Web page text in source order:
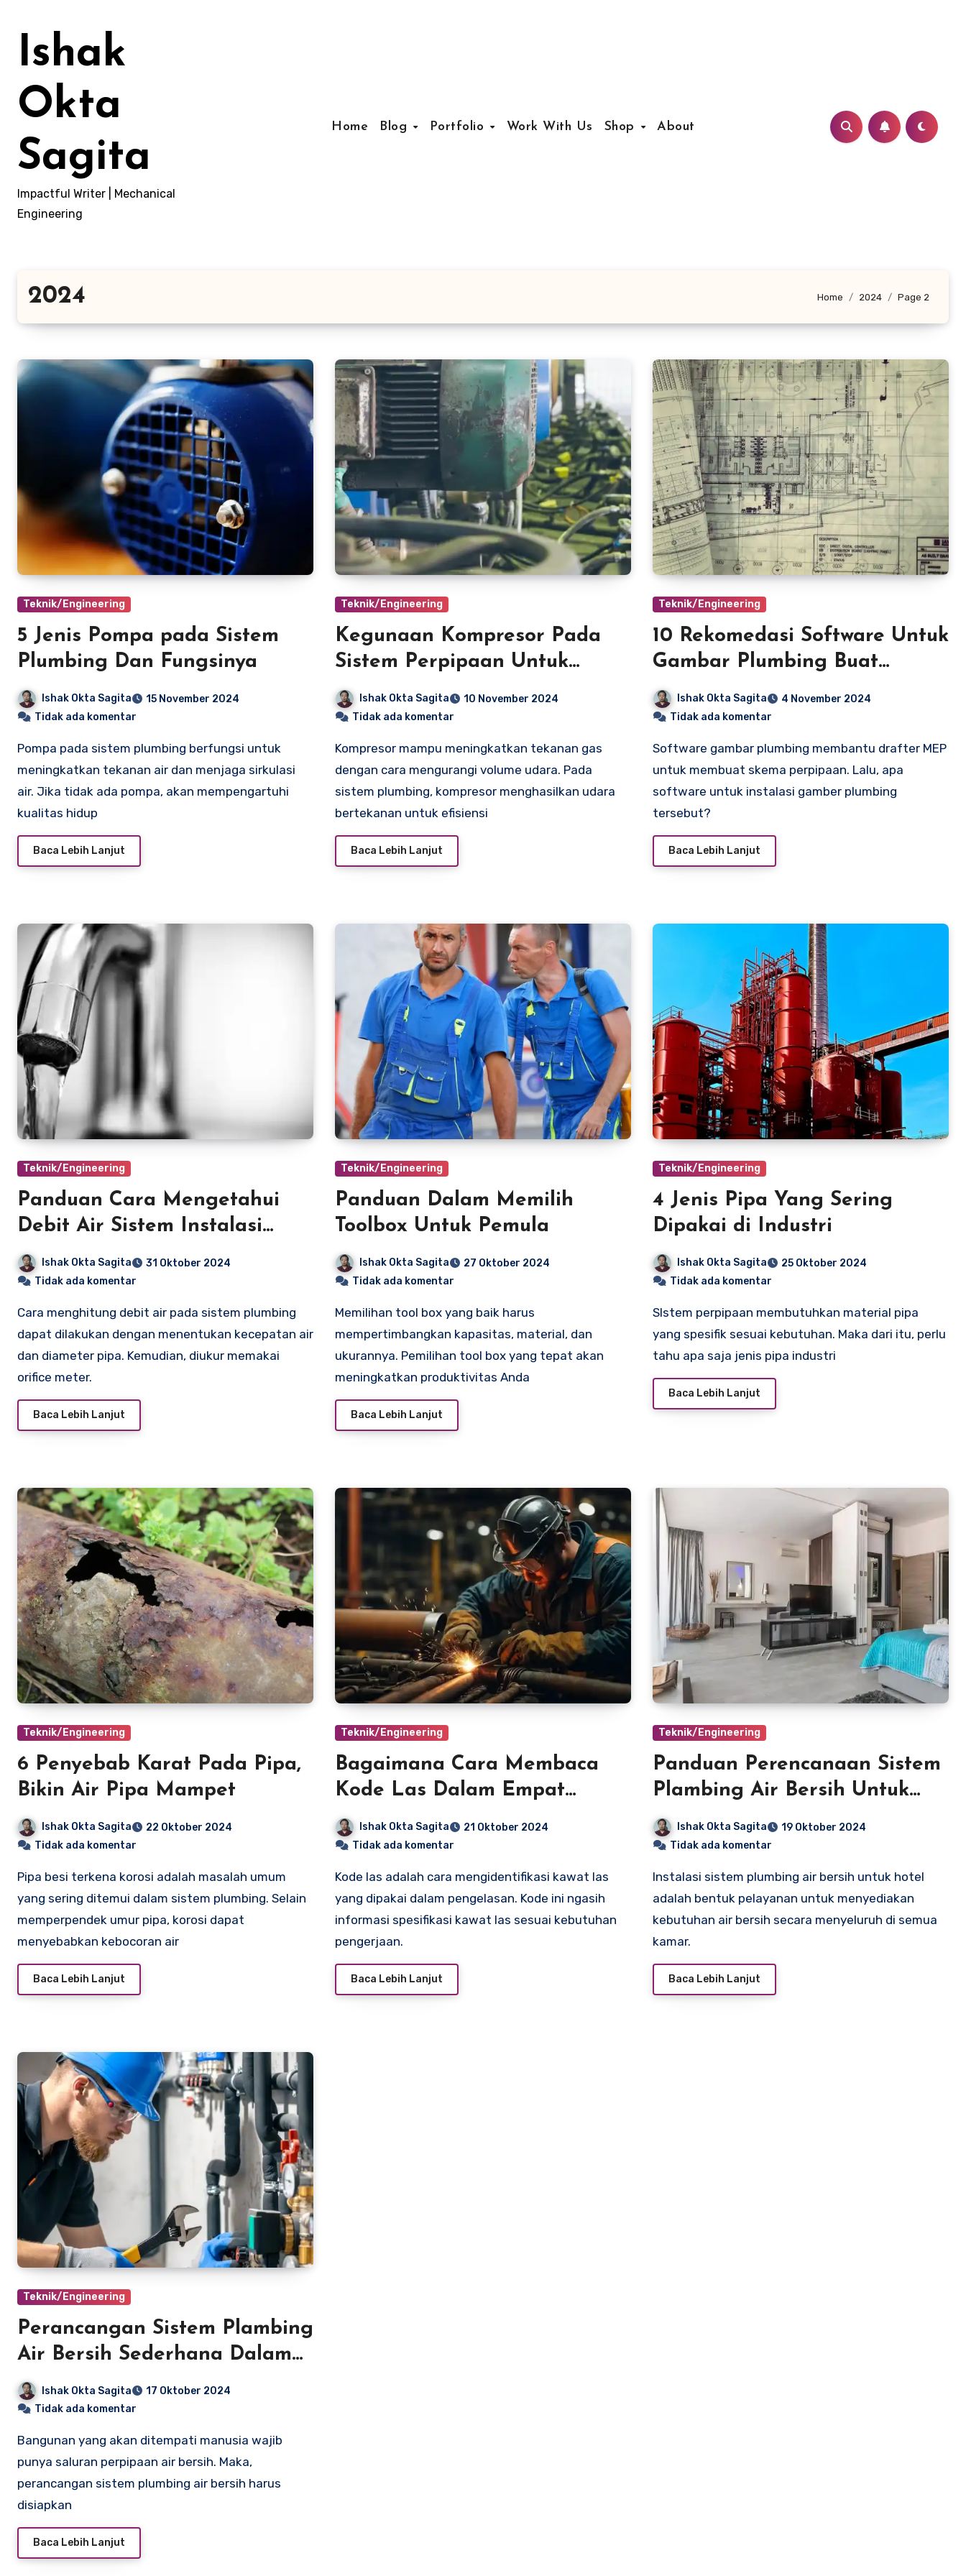
kontenIshak
Okta
Sagita
Impactful Writer | Mechanical
Engineering
Home Blog Portfolio Work With Us Shop About
2024 Home 2024 Page 2
Teknik/Engineering
5 Jenis Pompa pada Sistem
Plumbing Dan Fungsinya
Ishak Okta Sagita
15 November 2024
Tidak ada komentar
Pompa pada sistem plumbing berfungsi untuk
meningkatkan tekanan air dan menjaga sirkulasi
air. Jika tidak ada pompa, akan mempengartuhi
kualitas hidup
Baca Lebih Lanjut
Teknik/Engineering
Kegunaan Kompresor Pada
Sistem Perpipaan Untuk
Menaikkan Efisiensi Daya
Ishak Okta Sagita
10 November 2024
Tidak ada komentar
Kompresor mampu meningkatkan tekanan gas
dengan cara mengurangi volume udara. Pada
sistem plumbing, kompresor menghasilkan udara
bertekanan untuk efisiensi
Baca Lebih Lanjut
Teknik/Engineering
10 Rekomedasi Software Untuk
Gambar Plumbing Buat
Drafter MEP
Ishak Okta Sagita
4 November 2024
Tidak ada komentar
Software gambar plumbing membantu drafter MEP
untuk membuat skema perpipaan. Lalu, apa
software untuk instalasi gamber plumbing
tersebut?
Baca Lebih Lanjut
Teknik/Engineering
Panduan Cara Mengetahui
Debit Air Sistem Instalasi
Plambing
Ishak Okta Sagita
31 Oktober 2024
Tidak ada komentar
Cara menghitung debit air pada sistem plumbing
dapat dilakukan dengan menentukan kecepatan air
dan diameter pipa. Kemudian, diukur memakai
orifice meter.
Baca Lebih Lanjut
Teknik/Engineering
Panduan Dalam Memilih
Toolbox Untuk Pemula
Ishak Okta Sagita
27 Oktober 2024
Tidak ada komentar
Memilihan tool box yang baik harus
mempertimbangkan kapasitas, material, dan
ukurannya. Pemilihan tool box yang tepat akan
meningkatkan produktivitas Anda
Baca Lebih Lanjut
Teknik/Engineering
4 Jenis Pipa Yang Sering
Dipakai di Industri
Ishak Okta Sagita
25 Oktober 2024
Tidak ada komentar
SIstem perpipaan membutuhkan material pipa
yang spesifik sesuai kebutuhan. Maka dari itu, perlu
tahu apa saja jenis pipa industri
Baca Lebih Lanjut
Teknik/Engineering
6 Penyebab Karat Pada Pipa,
Bikin Air Pipa Mampet
Ishak Okta Sagita
22 Oktober 2024
Tidak ada komentar
Pipa besi terkena korosi adalah masalah umum
yang sering ditemui dalam sistem plumbing. Selain
memperpendek umur pipa, korosi dapat
menyebabkan kebocoran air
Baca Lebih Lanjut
Teknik/Engineering
Bagaimana Cara Membaca
Kode Las Dalam Empat
Langkah
Ishak Okta Sagita
21 Oktober 2024
Tidak ada komentar
Kode las adalah cara mengidentifikasi kawat las
yang dipakai dalam pengelasan. Kode ini ngasih
informasi spesifikasi kawat las sesuai kebutuhan
pengerjaan.
Baca Lebih Lanjut
Teknik/Engineering
Panduan Perencanaan Sistem
Plambing Air Bersih Untuk
Hotel
Ishak Okta Sagita
19 Oktober 2024
Tidak ada komentar
Instalasi sistem plumbing air bersih untuk hotel
adalah bentuk pelayanan untuk menyediakan
kebutuhan air bersih secara menyeluruh di semua
kamar.
Baca Lebih Lanjut
Teknik/Engineering
Perancangan Sistem Plambing
Air Bersih Sederhana Dalam
Empat Langkah
Ishak Okta Sagita
17 Oktober 2024
Tidak ada komentar
Bangunan yang akan ditempati manusia wajib
punya saluran perpipaan air bersih. Maka,
perancangan sistem plumbing air bersih harus
disiapkan
Baca Lebih Lanjut